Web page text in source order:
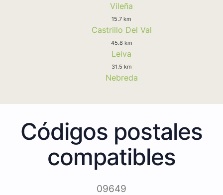
Vileña
15.7 km
Castrillo Del Val
45.8 km
Leiva
31.5 km
Nebreda
Códigos postales
compatibles
09649